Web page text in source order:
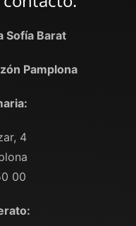
Sofía Barat
Pamplona
4
00